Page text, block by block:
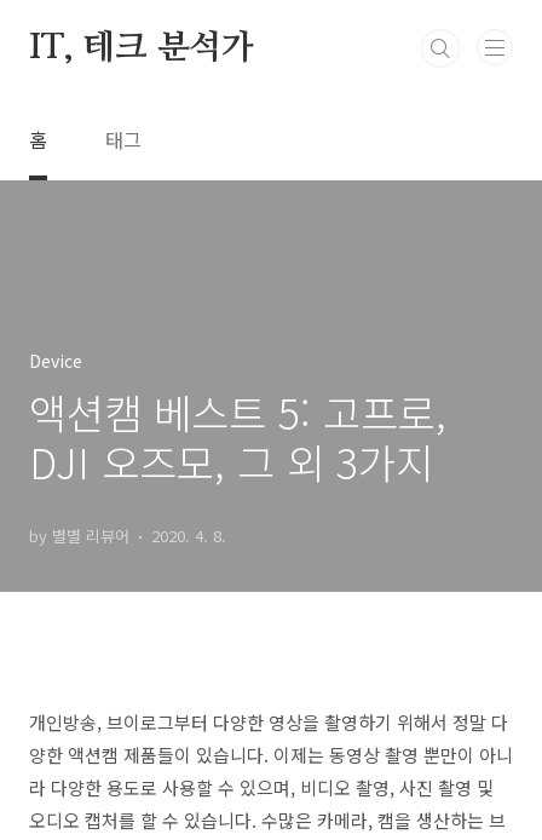
IT, 테크 분석가
홈 태그
Device
액션캠 베스트 5: 고프로,
DJI 오즈모, 그 외 3가지
by 별별 리뷰어 2020. 4. 8.
개인방송, 브이로그부터 다양한 영상을 촬영하기 위해서 정말 다
양한 액션캠 제품들이 있습니다. 이제는 동영상 촬영 뿐만이 아니
라 다양한 용도로 사용할 수 있으며, 비디오 촬영, 사진 촬영 및
오디오 캡처를 할 수 있습니다. 수많은 카메라, 캠을 생산하는 브